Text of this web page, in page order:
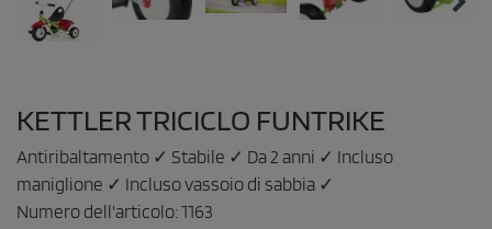
KETTLER TRICICLO FUNTRIKE
Antiribaltamento ✓ Stabile ✓ Da 2 anni ✓ Incluso
maniglione ✓ Incluso vassoio di sabbia ✓
Numero dell'articolo: 1163